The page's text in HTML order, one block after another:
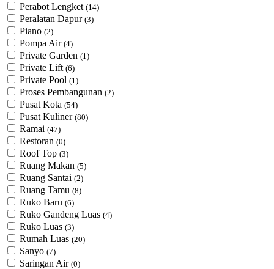
Perabot Lengket (14)
Peralatan Dapur (3)
Piano (2)
Pompa Air (4)
Private Garden (1)
Private Lift (6)
Private Pool (1)
Proses Pembangunan (2)
Pusat Kota (54)
Pusat Kuliner (80)
Ramai (47)
Restoran (0)
Roof Top (3)
Ruang Makan (5)
Ruang Santai (2)
Ruang Tamu (8)
Ruko Baru (6)
Ruko Gandeng Luas (4)
Ruko Luas (3)
Rumah Luas (20)
Sanyo (7)
Saringan Air (0)